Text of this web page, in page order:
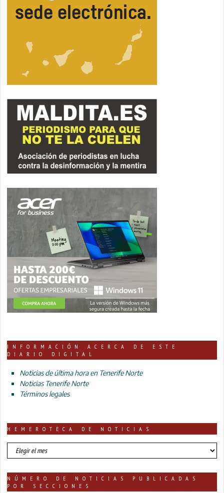
INFORMACIÓN ACERCA DE ESTE
DIARIO DIGITAL
Noticias de última hora en Tenerife Norte
Noticias Tenerife Norte
Términos legales
HEMEROTECA DE NOTICIAS
HEMEROTECA
DE
NÚMERO DE NOTICIAS PUBLICADAS
POR SECCIONES